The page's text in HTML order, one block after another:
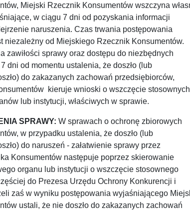
Miejski Rzecznik Konsumentów wszczyna
w ciągu 7 dni od pozyskania informacji
naruszenia. Czas trwania postępowania
niezależny od Miejskiego Rzecznik Konsumentów.
zawiłości sprawy oraz dostępu do niezbędnych
dni od momentu ustalenia, że doszło (lub
do zakazanych zachowań przedsiębiorców,
kieruje wnioski o wszczęcie stosownych
lub instytucji, właściwych w sprawie.
SPRAWY: W sprawach o ochronę zbiorowych
w przypadku ustalenia, że doszło (lub
do naruszeń - załatwienie sprawy przez
Konsumentów następuje poprzez skierowanie
organu lub instytucji o wszczęcie stosownego
do Prezesa Urzędu Ochrony Konkurencji i
zaś w wyniku postępowania wyjaśniającego
ustali, że nie doszło do zakazanych zachowań